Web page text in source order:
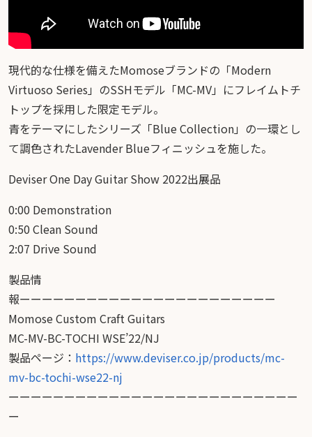
現代的な仕様を備えたMomoseブランドの「Modern
Virtuoso Series」のSSHモデル「MC-MV」にフレイムトチ
トップを採用した限定モデル。
青をテーマにしたシリーズ「Blue Collection」の一環とし
て調色されたLavender Blueフィニッシュを施した。
Deviser One Day Guitar Show 2022出展品
0:00 Demonstration
0:50 Clean Sound
2:07 Drive Sound
製品情
報ーーーーーーーーーーーーーーーーーーーーーーー
Momose Custom Craft Guitars
MC-MV-BC-TOCHI WSE’22/NJ
製品ページ： https://www.deviser.co.jp/products/mc-
mv-bc-tochi-wse22-nj
ーーーーーーーーーーーーーーーーーーーーーーーーーー
ー